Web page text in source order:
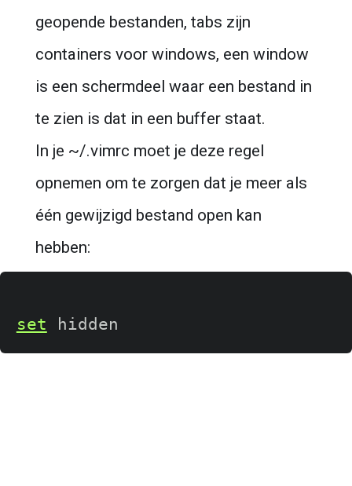
geopende bestanden, tabs zijn
containers voor windows, een window
is een schermdeel waar een bestand in
te zien is dat in een buffer staat.
In je ~/.vimrc moet je deze regel
opnemen om te zorgen dat je meer als
één gewijzigd bestand open kan
hebben:
set